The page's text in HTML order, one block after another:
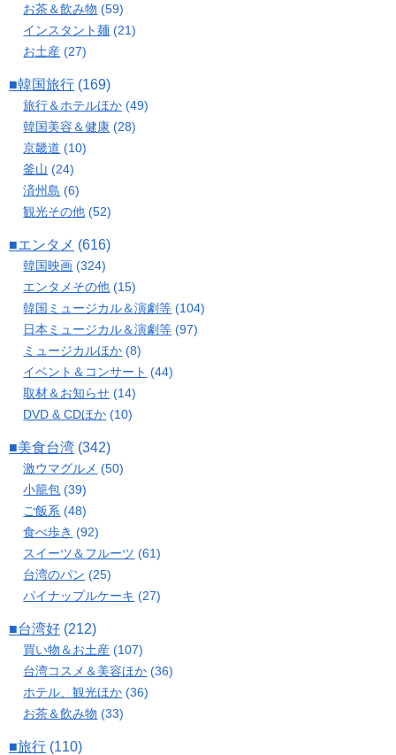
お茶＆飲み物 (59)
インスタント麺 (21)
お土産 (27)
■韓国旅行 (169)
旅行＆ホテルほか (49)
韓国美容＆健康 (28)
京畿道 (10)
釜山 (24)
済州島 (6)
観光その他 (52)
■エンタメ (616)
韓国映画 (324)
エンタメその他 (15)
韓国ミュージカル＆演劇等 (104)
日本ミュージカル＆演劇等 (97)
ミュージカルほか (8)
イベント＆コンサート (44)
取材＆お知らせ (14)
DVD & CDほか (10)
■美食台湾 (342)
激ウマグルメ (50)
小籠包 (39)
ご飯系 (48)
食べ歩き (92)
スイーツ＆フルーツ (61)
台湾のパン (25)
パイナップルケーキ (27)
■台湾好 (212)
買い物＆お土産 (107)
台湾コスメ＆美容ほか (36)
ホテル、観光ほか (36)
お茶＆飲み物 (33)
■旅行 (110)